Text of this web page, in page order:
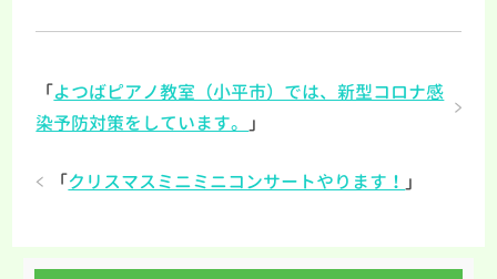
「よつばピアノ教室（小平市）では、新型コロナ感
染予防対策をしています。
」
「クリスマスミニミニコンサートやります！ 」